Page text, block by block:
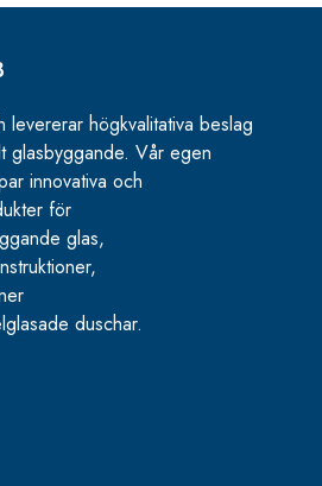
levererar högkvalitativa beslag
glasbyggande. Vår egen
innovativa och
för
glas,
duschar.